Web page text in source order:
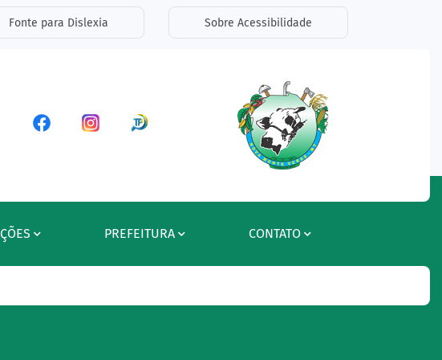
Fonte para Dislexia Sobre Acessibilidade
Acessar a Rede Social Facebook
Acessar a Rede Social Instagram
Acessar a Rede Social Radar
PREFEITURA CONTATO